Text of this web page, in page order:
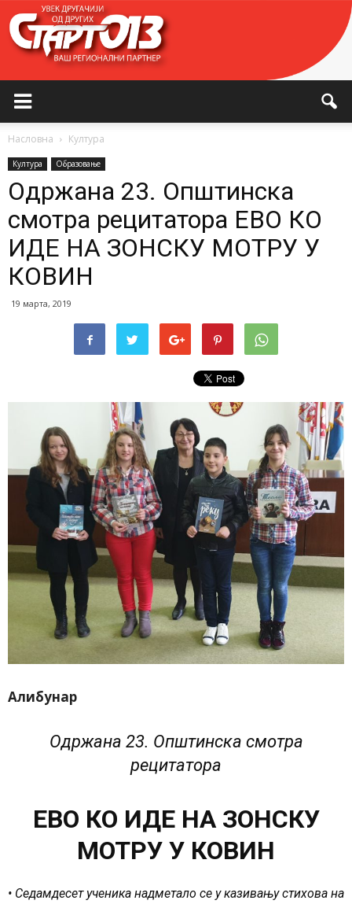
Насловна Култура
Култура Образовање
Одржана 23. Општинска
смотра рецитатора ЕВО КО
ИДЕ НА ЗОНСКУ МОТРУ У
КОВИН
19 марта, 2019
Алибунар
Одржана 23. Општинска смотра
рецитатора
ЕВО КО ИДЕ НА ЗОНСКУ
МОТРУ У КОВИН
• Седамдесет ученика надметало се у казивању стихова на